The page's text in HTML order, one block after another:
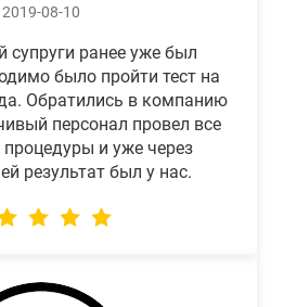
2019-08-10
супруги ранее уже был
было пройти тест на
Обратились в компанию
персонал провел все
и уже через
результат был у нас.